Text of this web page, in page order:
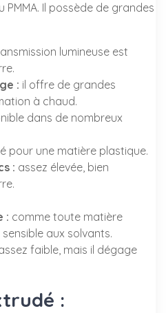
Il possède de grandes
lumineuse est
: il offre de grandes
à chaud.
dans de nombreux
pour une matière plastique.
: assez élevée, bien
: comme toute matière
aux solvants.
faible, mais il dégage
: